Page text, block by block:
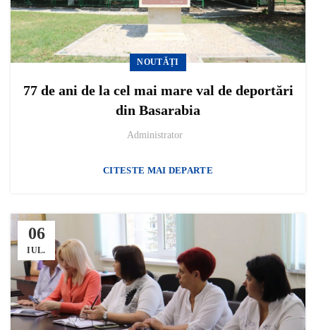
NOUTĂȚI
77 de ani de la cel mai mare val de deportări
din Basarabia
Administrator
CITESTE MAI DEPARTE
06
IUL.